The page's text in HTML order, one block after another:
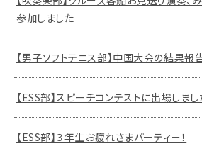
参加しました
【男子ソフトテニス部】中国大会の結果報
【ESS部】スピーチコンテストに出場しまし
【ESS部】３年生お疲れさまパーティー！